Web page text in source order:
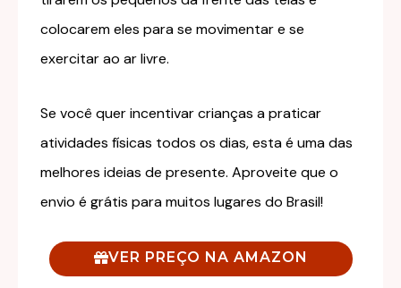
colocarem eles para se movimentar e se
exercitar ao ar livre.
Se você quer incentivar crianças a praticar
atividades físicas todos os dias, esta é uma das
melhores ideias de presente. Aproveite que o
envio é grátis para muitos lugares do Brasil!
VER PREÇO NA AMAZON